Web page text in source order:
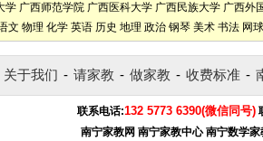
学 广西师范学院 广西医科大学 广西民族大学 广西外
文 物理 化学 英语 历史 地理 政治 钢琴 美术 书法 网球
关于我们 - 请家教 - 做家教 - 收费标准 -
联系电话:132 5773 6390(微信同号)
南宁家教网 南宁家教中心 南宁数学家